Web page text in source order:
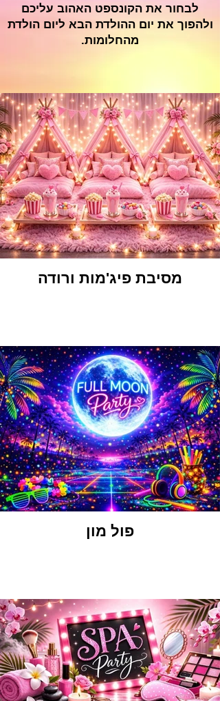
לבחור את הקונספט האהוב עליכם
ולהפוך את יום ההולדת הבא ליום הולדת
מהחלומות.
מסיבת פיג'מות ורודה
פול מון